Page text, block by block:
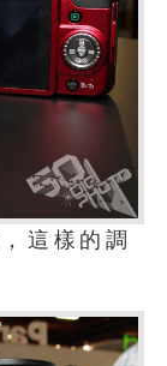
這樣的調